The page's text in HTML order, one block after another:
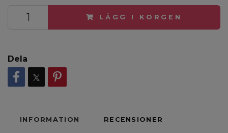
LÄGG I KORGEN
Dela
INFORMATION RECENSIONER